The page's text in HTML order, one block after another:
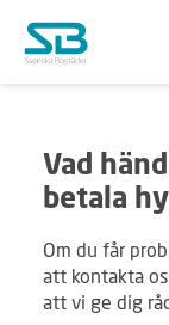
Vad
betala
Om du får
att kontakta
att vi ge dig